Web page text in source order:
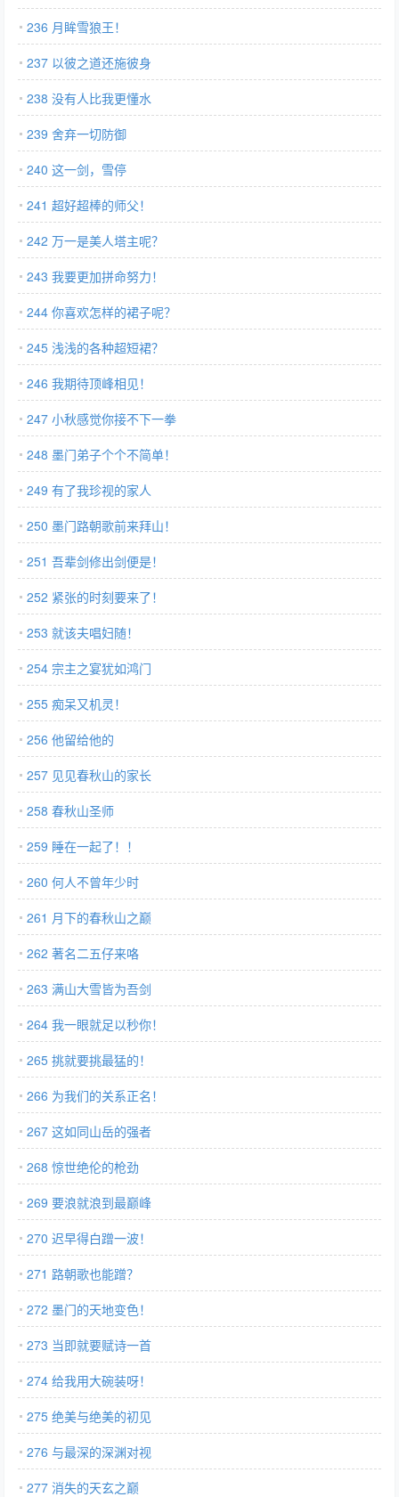
236 月眸雪狼王！
237 以彼之道还施彼身
238 没有人比我更懂水
239 舍弃一切防御
240 这一剑，雪停
241 超好超棒的师父！
242 万一是美人塔主呢？
243 我要更加拼命努力！
244 你喜欢怎样的裙子呢？
245 浅浅的各种超短裙？
246 我期待顶峰相见！
247 小秋感觉你接不下一拳
248 墨门弟子个个不简单！
249 有了我珍视的家人
250 墨门路朝歌前来拜山！
251 吾辈剑修出剑便是！
252 紧张的时刻要来了！
253 就该夫唱妇随！
254 宗主之宴犹如鸿门
255 痴呆又机灵！
256 他留给他的
257 见见春秋山的家长
258 春秋山圣师
259 睡在一起了！！
260 何人不曾年少时
261 月下的春秋山之巅
262 著名二五仔来咯
263 满山大雪皆为吾剑
264 我一眼就足以秒你！
265 挑就要挑最猛的！
266 为我们的关系正名！
267 这如同山岳的强者
268 惊世绝伦的枪劲
269 要浪就浪到最巅峰
270 迟早得白蹭一波！
271 路朝歌也能蹭？
272 墨门的天地变色！
273 当即就要赋诗一首
274 给我用大碗装呀！
275 绝美与绝美的初见
276 与最深的深渊对视
277 消失的天玄之巅